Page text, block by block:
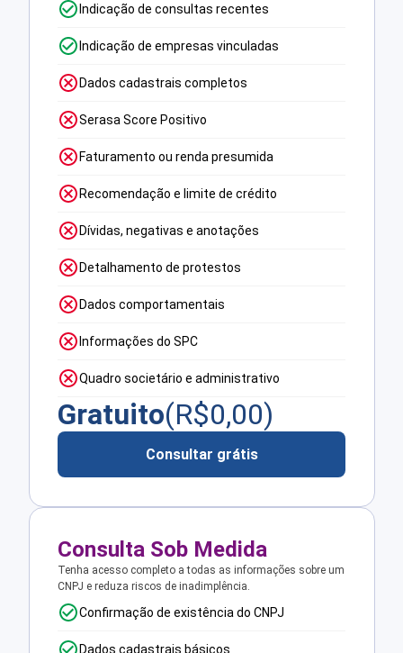
Indicação de consultas recentes
Indicação de empresas vinculadas
Dados cadastrais completos
Serasa Score Positivo
Faturamento ou renda presumida
Recomendação e limite de crédito
Dívidas, negativas e anotações
Detalhamento de protestos
Dados comportamentais
Informações do SPC
Quadro societário e administrativo
Gratuito(R$0,00)
Consultar grátis
Consulta Sob Medida
Tenha acesso completo a todas as informações sobre um
CNPJ e reduza riscos de inadimplência.
Confirmação de existência do CNPJ
Dados cadastrais básicos